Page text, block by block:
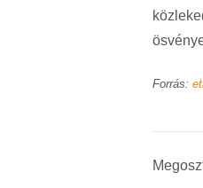
Forrás: